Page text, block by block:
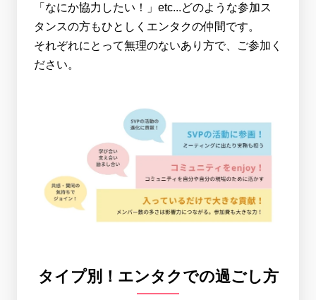
「なにか協力したい！」etc...どのような参加ス
タンスの方もひとしくエンタクの仲間です。
それぞれにとって無理のないあり方で、ご参加く
ださい。
タイプ別！エンタクでの過ごし方